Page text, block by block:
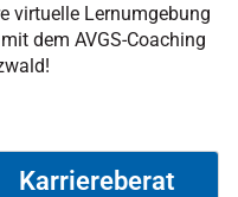
virtuelle Lernumgebung
dem AVGS-Coaching
Karriereberat